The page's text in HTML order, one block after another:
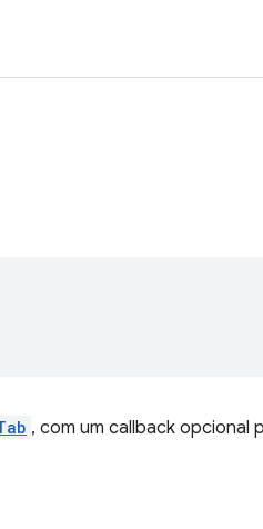
, com um callback opcional